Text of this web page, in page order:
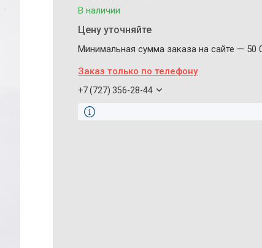
В наличии
Цену уточняйте
Минимальная сумма заказа на сайте — 50
Заказ только по телефону
+7 (727) 356-28-44